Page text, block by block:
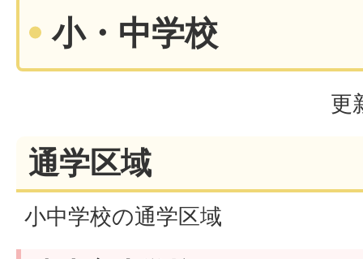
小・中学校
更
通学区域
小中学校の通学区域